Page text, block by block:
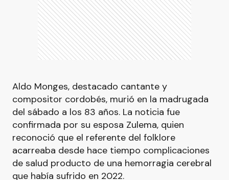
Aldo Monges, destacado cantante y
compositor cordobés, murió en la madrugada
del sábado a los 83 años. La noticia fue
confirmada por su esposa Zulema, quien
reconoció que el referente del folklore
acarreaba desde hace tiempo complicaciones
de salud producto de una hemorragia cerebral
que había sufrido en 2022.